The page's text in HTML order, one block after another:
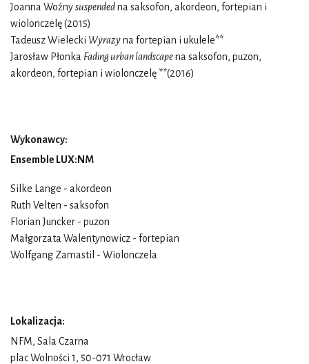
Joanna Woźnysuspendedna saksofon, akordeon, fortepian i
wiolonczelę (2015)
Tadeusz Wielecki Wyrazyna fortepian i ukulele**
Jarosław Płonka Fading urban landscapena saksofon, puzon,
akordeon, fortepian i wiolonczelę **(2016)
Wykonawcy:
Ensemble LUX:NM
Silke Lange - akordeon
Ruth Velten - saksofon
Florian Juncker - puzon
Małgorzata Walentynowicz - fortepian
Wolfgang Zamastil - Wiolonczela
Lokalizacja:
NFM, Sala Czarna
plac Wolności 1, 50-071 Wrocław